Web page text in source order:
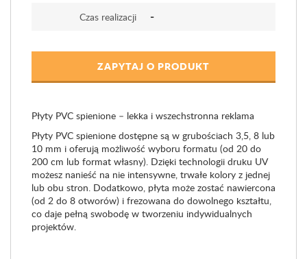
Czas realizacji -
ZAPYTAJ O PRODUKT
Płyty PVC spienione – lekka i wszechstronna reklama
Płyty PVC spienione dostępne są w grubościach 3,5, 8 lub
10 mm i oferują możliwość wyboru formatu (od 20 do
200 cm lub format własny). Dzięki technologii druku UV
możesz nanieść na nie intensywne, trwałe kolory z jednej
lub obu stron. Dodatkowo, płyta może zostać nawiercona
(od 2 do 8 otworów) i frezowana do dowolnego kształtu,
co daje pełną swobodę w tworzeniu indywidualnych
projektów.